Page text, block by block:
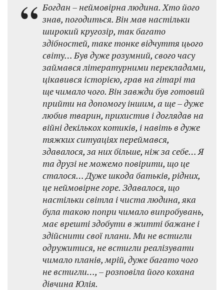
Богдан – неймовірна людина. Хто його
знав, погодиться. Він мав настільки
широкий кругозір, так багато
здібностей, таке тонке відчуття цього
світу… Був дуже розумний, свого часу
займався літературними перекладами,
цікавився історією, грав на гітарі та
ще чимало чого. Він завжди був готовий
прийти на допомогу іншим, а ще – дуже
любив тварин, прихистив і доглядав на
війні декількох котиків, і навіть в дуже
тяжких ситуаціях переймався,
здавалося, за них більше, ніж за себе… Я
та друзі не можемо повірити, що це
сталося… Дуже шкода батьків, рідних,
це неймовірне горе. Здавалося, що
настільки світла і чиста людина, яка
була такою попри чимало випробувань,
має врешті здобути в житті бажане і
здійснити свої плани. Ми не встигли
одружитися, не встигли реалізувати
чимало планів, мрій, дуже багато чого
не встигли…, – розповіла його кохана
дівчина Юлія.